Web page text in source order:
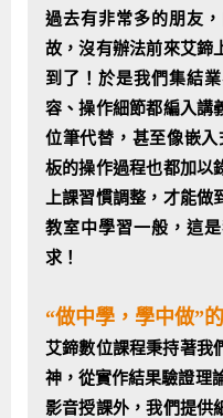
讓 AI 成為你的數位同事
智能機器人系統整合開
C++程式設計
Python程式實戰養成學
Python程式設計
Python程式設計(舊)
APCS寒暑假程式檢定班
Java 物件導向程式
Android APP 實戰開發
Android Framework
Android ADK周邊裝置
iPhone程式設計基礎班
iPhone程式設計進階班
Android嵌入式平台開發
TI MSP430微控制器開發
產品應用系列課程
生醫感測器整合設計班
NFC無線通訊設計實作
物聯網Web整合應用實
轉職就業班
AIoT人工智慧與物聯網
AI智能醫療電子產品開
物聯網韌體工程師人才
物聯網平台開發人才養
實體課程總覽
非監督式學習
Edge AI與Pi Pico實作應
電腦視覺演算法-人臉識
OpenVINO邊緣運算實務
iPAS巨量資料分析師考
【遠距同步】APCS寒/
【遠距同步】青少年AI
青少年AI人工智慧實作
C++程式設計
Python進階程式設計：
Python程式實戰養成學
Edge AI與Raspberry Pi
硬體控制使用Python
用樹莓派實現物聯網
Scratch 創意程式設計
過去有非常多的朋友
故，沒有辦法前來艾鍗
到了！於是我們集結
容、操作細節都編入講
位筆代替，甚至像嵌
板的操作過程也都加以
上課習慣調整，才能
教室中學習一般，這
求！
“做中學，學中做”
艾鍗數位課程秉持著我
神，從實作結果驗證理
影音授課外，我們提供